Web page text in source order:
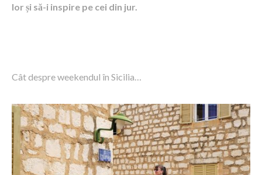
lor și să-i inspire pe cei din jur.
Cât despre weekendul în Sicilia…